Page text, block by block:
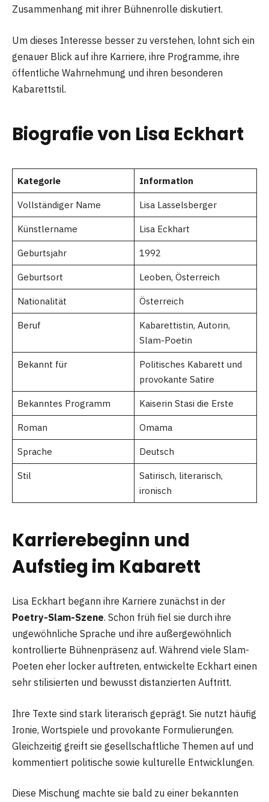
Zusammenhang mit ihrer Bühnenrolle diskutiert.
Um dieses Interesse besser zu verstehen, lohnt sich ein
genauer Blick auf ihre Karriere, ihre Programme, ihre
öffentliche Wahrnehmung und ihren besonderen
Kabarettstil.
Biografie von Lisa Eckhart
Kategorie Information
Vollständiger Name Lisa Lasselsberger
Künstlername Lisa Eckhart
Geburtsjahr 1992
Geburtsort Leoben, Österreich
Nationalität Österreich
Beruf
Kabarettistin, Autorin,
Slam-Poetin
Bekannt für
Politisches Kabarett und
provokante Satire
Bekanntes Programm Kaiserin Stasi die Erste
Roman Omama
Sprache Deutsch
Stil
Satirisch, literarisch,
ironisch
Karrierebeginn und
Aufstieg im Kabarett
Lisa Eckhart begann ihre Karriere zunächst in der
Poetry-Slam-Szene. Schon früh fiel sie durch ihre
ungewöhnliche Sprache und ihre außergewöhnlich
kontrollierte Bühnenpräsenz auf. Während viele Slam-
Poeten eher locker auftreten, entwickelte Eckhart einen
sehr stilisierten und bewusst distanzierten Auftritt.
Ihre Texte sind stark literarisch geprägt. Sie nutzt häufig
Ironie, Wortspiele und provokante Formulierungen.
Gleichzeitig greift sie gesellschaftliche Themen auf und
kommentiert politische sowie kulturelle Entwicklungen.
Diese Mischung machte sie bald zu einer bekannten